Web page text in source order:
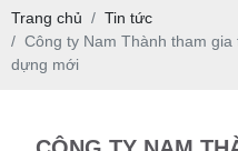
Trang chủ
Tin tức
Công ty Nam Thành tham
dựng mới